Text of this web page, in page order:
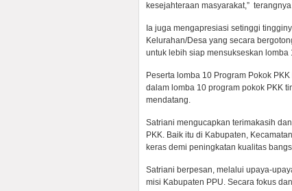
kesejahteraan masyarakat,” terangnya
Ia juga mengapresiasi setinggi
Kelurahan/Desa yang secara
untuk lebih siap mensukseskan lomba
Peserta lomba 10 Program Pokok
dalam lomba 10 program pokok PKK
mendatang.
Satriani mengucapkan terimakasih
PKK. Baik itu di Kabupaten,
keras demi peningkatan kualitas
Satriani berpesan, melalui upaya-
misi Kabupaten PPU. Secara fokus